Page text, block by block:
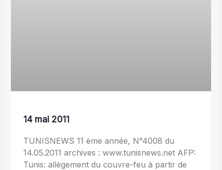
14 mai 2011
TUNISNEWS 11 ème année, N°4008 du
14.05.2011 archives : www.tunisnews.net AFP:
Tunis: allègement du couvre-feu à partir de